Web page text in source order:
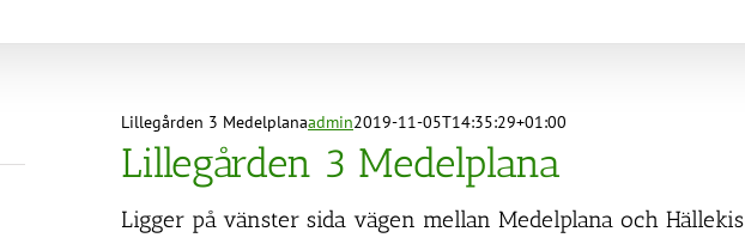
Lillegården 3 Medelplanaadmin2019-11-05T14:35:29+01:00
Lillegården 3 Medelplana
Ligger på vänster sida vägen mellan Medelplana och Hällekis